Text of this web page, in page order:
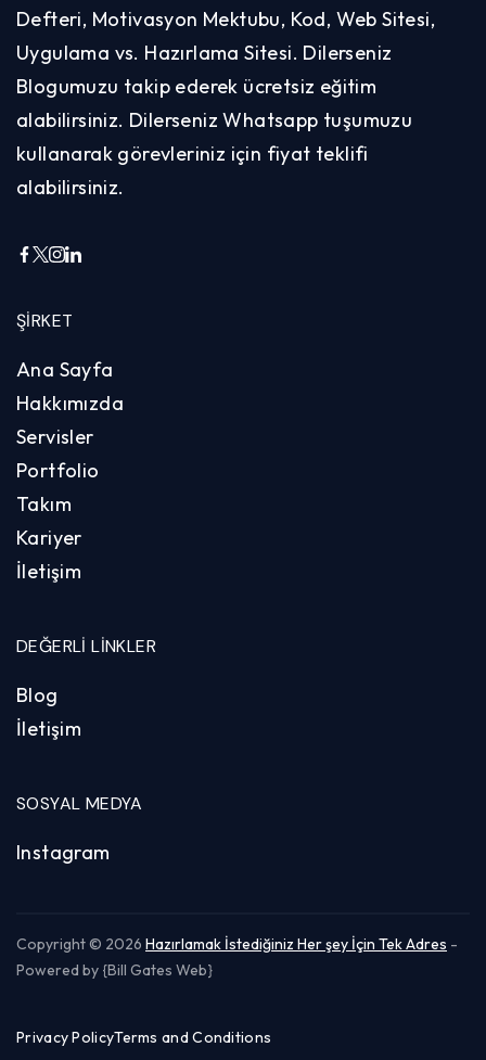
Defteri, Motivasyon Mektubu, Kod, Web Sitesi,
Uygulama vs. Hazırlama Sitesi. Dilerseniz
Blogumuzu takip ederek ücretsiz eğitim
alabilirsiniz. Dilerseniz Whatsapp tuşumuzu
kullanarak görevleriniz için fiyat teklifi
alabilirsiniz.
ŞIRKET
Ana Sayfa
Hakkımızda
Servisler
Portfolio
Takım
Kariyer
İletişim
DEĞERLI LINKLER
Blog
İletişim
SOSYAL MEDYA
Instagram
Copyright © 2026 Hazırlamak İstediğiniz Her şey İçin Tek Adres -
Powered by {Bill Gates Web}
Privacy PolicyTerms and Conditions